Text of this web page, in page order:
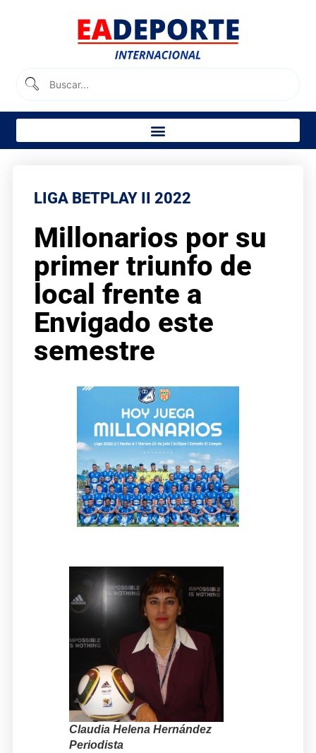
LIGA BETPLAY II 2022
Millonarios por su
primer triunfo de
local frente a
Envigado este
semestre
Claudia Helena Hernández
Periodista